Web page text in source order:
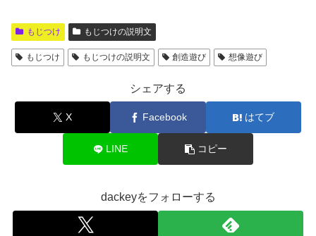
もじつけ もじつけの説明文
もじつけ もじつけの説明文 創造遊び 想像遊び
シェアする
X Facebook はてブ
LINE コピー
dackeyをフォローする